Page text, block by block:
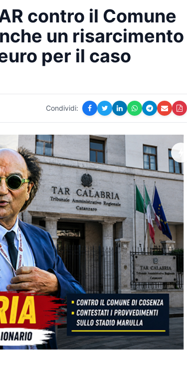
contro il Comune
un risarcimento
per il caso
Condividi: